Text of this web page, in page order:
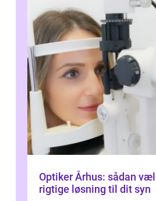
Optiker Århus: sådan
rigtige løsning til dit syn